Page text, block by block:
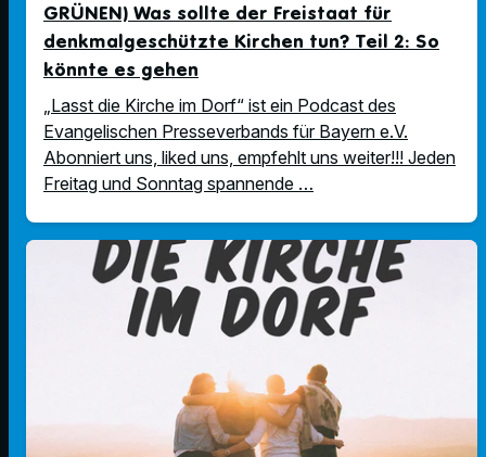
GRÜNEN) Was sollte der Freistaat für
denkmalgeschützte Kirchen tun? Teil 2: So
könnte es gehen
„Lasst die Kirche im Dorf“ ist ein Podcast des
Evangelischen Presseverbands für Bayern e.V.
Abonniert uns, liked uns, empfehlt uns weiter!!! Jeden
Freitag und Sonntag spannende …